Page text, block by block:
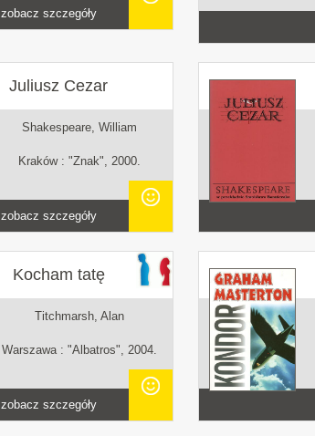
zobacz szczegóły
Juliusz Cezar
Shakespeare, William
Kraków : "Znak", 2000.
zobacz szczegóły
Kocham tatę
Titchmarsh, Alan
Warszawa : "Albatros", 2004.
zobacz szczegóły